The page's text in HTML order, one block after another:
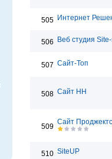
505 Интернет
506 Веб студия
507 Сайт-Топ
508 Сайт НН
509
Сайт Проджектс
510 SiteUP